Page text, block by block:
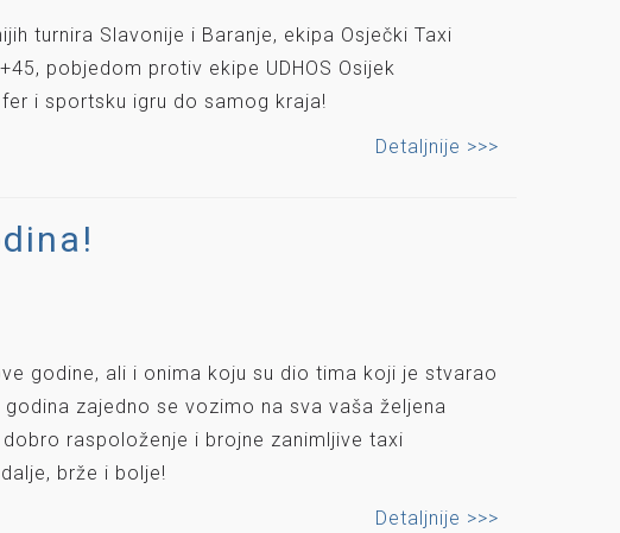
turnira Slavonije i Baranje, ekipa Osječki Taxi
pobjedom protiv ekipe UDHOS Osijek
i sportsku igru do samog kraja!
Detaljnije >>>
godine, ali i onima koju su dio tima koji je stvarao
zajedno se vozimo na sva vaša željena
raspoloženje i brojne zanimljive taxi
brže i bolje!
Detaljnije >>>